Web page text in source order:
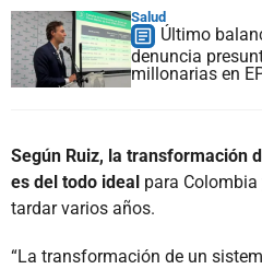
Salud
Último
denuncia
millonarias en
Según Ruiz, la transformación
es del todo ideal para
tardar varios años.
“La transformación de un